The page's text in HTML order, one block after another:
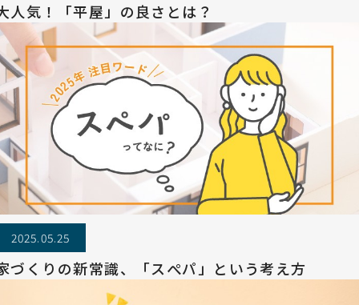
人気！「平屋」の良さとは？
2025.05.25
づくりの新常識、「スぺパ」という考え方